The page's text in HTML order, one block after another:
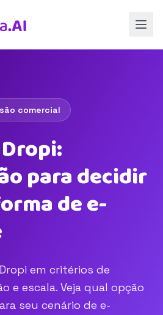
comercial
para decidir
de e-
em critérios de
e escala. Veja qual opção
seu cenário de e-